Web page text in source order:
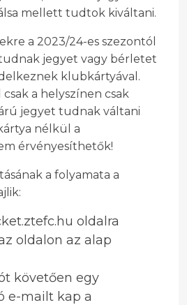
mellett tudtok kiváltani.
a 2023/24-es szezontól
jegyet vagy bérletet
klubkártyával.
a helyszínen csak
jegyet tudnak váltani
nélkül a
érvényesíthetők!
a folyamata a
oldalra
oldalon az alap
követően egy
e-mailt kap a